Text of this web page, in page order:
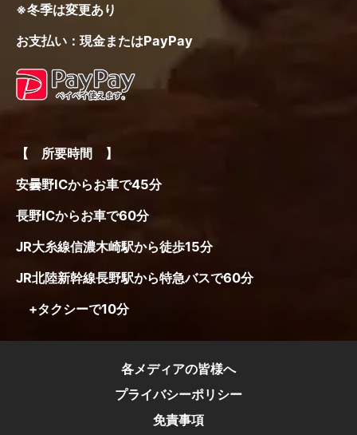
※冬季は変更あり
お支払い：現金またはPayPay
【 所要時間 】
安曇野ICからお車で45分
長野ICからお車で60分
JR大糸線信濃木崎駅から徒歩15分
JR北陸新幹線長野駅から特急バスで60分
+タクシーで10分
各メディアの皆様へ
プライバシーポリシー
免責事項